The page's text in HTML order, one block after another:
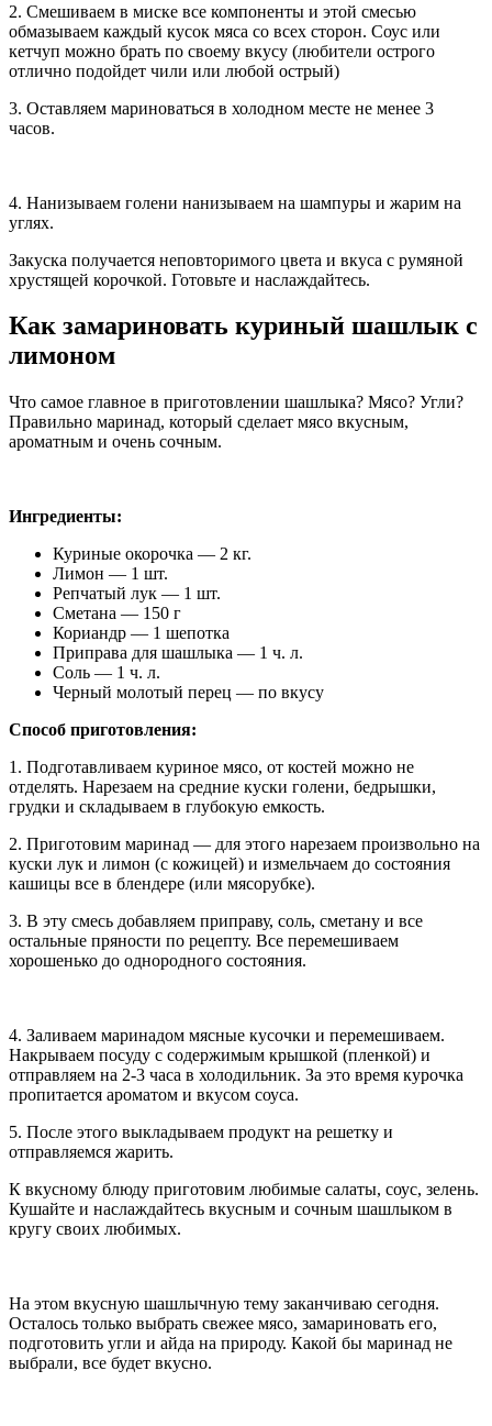
2. Смешиваем в миске все компоненты и этой смесью
обмазываем каждый кусок мяса со всех сторон. Соус или
кетчуп можно брать по своему вкусу (любители острого
отлично подойдет чили или любой острый)
3. Оставляем мариноваться в холодном месте не менее 3
часов.
4. Нанизываем голени нанизываем на шампуры и жарим на
углях.
Закуска получается неповторимого цвета и вкуса с румяной
хрустящей корочкой. Готовьте и наслаждайтесь.
Как замариновать куриный шашлык с
лимоном
Что самое главное в приготовлении шашлыка? Мясо? Угли?
Правильно маринад, который сделает мясо вкусным,
ароматным и очень сочным.
Ингредиенты:
Куриные окорочка — 2 кг.
Лимон — 1 шт.
Репчатый лук — 1 шт.
Сметана — 150 г
Кориандр — 1 шепотка
Приправа для шашлыка — 1 ч. л.
Соль — 1 ч. л.
Черный молотый перец — по вкусу
Способ приготовления:
1. Подготавливаем куриное мясо, от костей можно не
отделять. Нарезаем на средние куски голени, бедрышки,
грудки и складываем в глубокую емкость.
2. Приготовим маринад — для этого нарезаем произвольно на
куски лук и лимон (с кожицей) и измельчаем до состояния
кашицы все в блендере (или мясорубке).
3. В эту смесь добавляем приправу, соль, сметану и все
остальные пряности по рецепту. Все перемешиваем
хорошенько до однородного состояния.
4. Заливаем маринадом мясные кусочки и перемешиваем.
Накрываем посуду с содержимым крышкой (пленкой) и
отправляем на 2-3 часа в холодильник. За это время курочка
пропитается ароматом и вкусом соуса.
5. После этого выкладываем продукт на решетку и
отправляемся жарить.
К вкусному блюду приготовим любимые салаты, соус, зелень.
Кушайте и наслаждайтесь вкусным и сочным шашлыком в
кругу своих любимых.
На этом вкусную шашлычную тему заканчиваю сегодня.
Осталось только выбрать свежее мясо, замариновать его,
подготовить угли и айда на природу. Какой бы маринад не
выбрали, все будет вкусно.